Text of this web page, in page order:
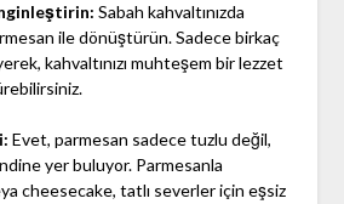
Sabah kahvaltınızda
ile dönüştürün. Sadece birkaç
kahvaltınızı muhteşem bir lezzet
Evet, parmesan sadece tuzlu değil,
yer buluyor. Parmesanla
cheesecake, tatlı severler için eşsiz